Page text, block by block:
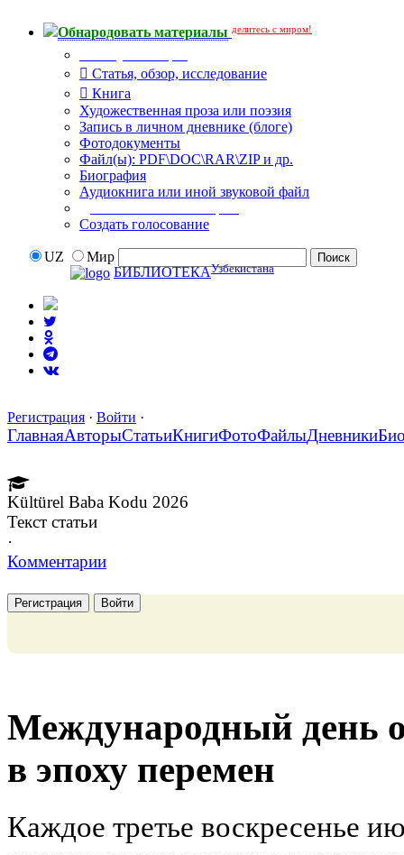
Обнародовать материалы делитесь с миром!
Статья, обзор, исследование
Книга
Художественная проза или поэзия
Запись в личном дневнике (блоге)
Фотодокументы
Файл(ы): PDF\DOC\RAR\ZIP и др.
Биография
Аудиокнига или иной звуковой файл
Создать голосование
UZ
Мир
БИБЛИОТЕКАУзбекистана
Регистрация · Войти ·
ГлавнаяАвторыСтатьиКнигиФотоФайлыДневники
Kültürel Baba Kodu 2026
Текст статьи
·
Комментарии
Регистрация Войти
Международный день
в эпоху перемен
Каждое третье воскресенье